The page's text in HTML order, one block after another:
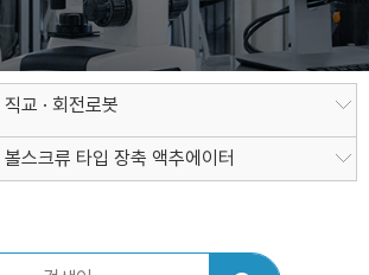
직교 · 회전로봇
볼스크류 타입 장축 액추에이터